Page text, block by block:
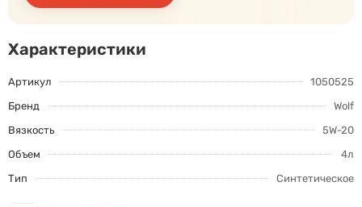
Характеристики
Артикул
1050525
Бренд
Wolf
Вязкость
5W-20
Объем
4л
Тип
Синтетическое